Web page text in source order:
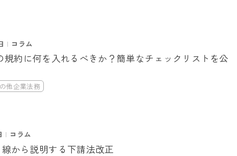
コラム
規約に何を入れるべきか？簡単なチェックリストを公
他企業法務
コラム
から説明する下請法改正